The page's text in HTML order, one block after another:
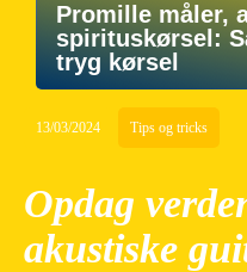
Promille måler,
spirituskørsel:
tryg kørsel
13/03/2024 Tips og tricks
Opdag
akustiske